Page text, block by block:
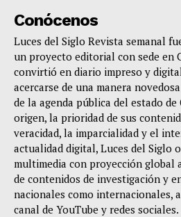
Conócenos
Luces del Siglo Revista semanal
un proyecto editorial con sede en
convirtió en diario impreso y
acercarse de una manera
de la agenda pública del estado
origen, la prioridad de sus
veracidad, la imparcialidad y el
actualidad digital, Luces del Siglo
multimedia con proyección global
de contenidos de investigación y
nacionales como internacionales,
canal de YouTube y redes sociales.